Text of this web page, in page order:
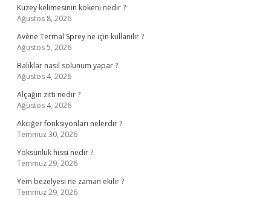
Kuzey kelimesinin kökeni nedir ?
Ağustos 8, 2026
Avène Termal Sprey ne için kullanılır ?
Ağustos 5, 2026
Balıklar nasıl solunum yapar ?
Ağustos 4, 2026
Alçağın zıttı nedir ?
Ağustos 4, 2026
Akciğer fonksiyonları nelerdir ?
Temmuz 30, 2026
Yoksunluk hissi nedir ?
Temmuz 29, 2026
Yem bezelyesi ne zaman ekilir ?
Temmuz 29, 2026